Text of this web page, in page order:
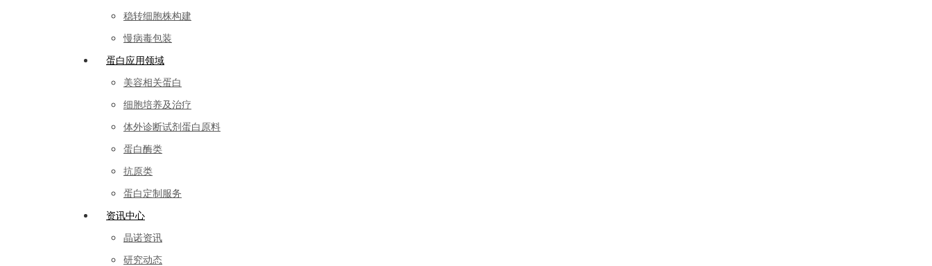
稳转细胞株构建
慢病毒包装
蛋白应用领域
美容相关蛋白
细胞培养及治疗
体外诊断试剂蛋白原料
蛋白酶类
抗原类
蛋白定制服务
资讯中心
晶诺资讯
研究动态